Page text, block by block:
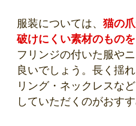
服装については、 猫の
破けにくい素材のもの
フリンジの付いた服や
良いでしょう。長く揺
リング・ネックレスな
していただくのがおすす